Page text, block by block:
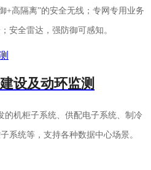
+高隔离”的安全无线；专网专用业务
安全雷达，强防御可感知。
设及动环监测
的机柜子系统、供配电子系统、制冷
系统等，支持各种数据中心场景。